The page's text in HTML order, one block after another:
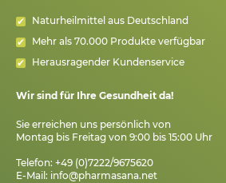
Naturheilmittel aus Deutschland
Mehr als 70.000 Produkte verfügbar
Herausragender Kundenservice
Wir sind für Ihre Gesundheit da!
Sie erreichen uns persönlich von
Montag bis Freitag von 9:00 bis 15:00 Uhr
Telefon: +49 (0)7222/9675620
E-Mail: info@pharmasana.net